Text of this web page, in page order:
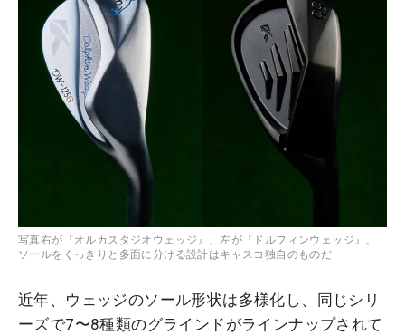
写真右が『オルカスタジオウェッジ』、左が『ドルフィンウェッジ』。
ソールをくっきりと多面に分ける設計はキャスコ独自のものだ
近年、ウェッジのソール形状は多様化し、同じシリ
ーズで7〜8種類のグラインドがラインナップされて